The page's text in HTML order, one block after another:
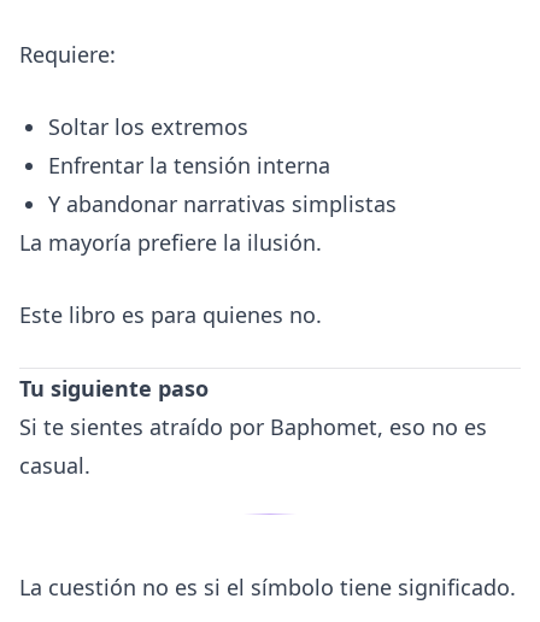
Requiere:
Soltar los extremos
Enfrentar la tensión interna
Y abandonar narrativas simplistas
La mayoría prefiere la ilusión.
Este libro es para quienes no.
Tu siguiente paso
Si te sientes atraído por Baphomet, eso no es
casual.
La cuestión no es si el símbolo tiene significado.